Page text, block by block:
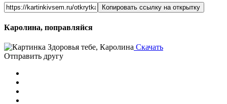
Копировать ссылку на открытку
Каролина, поправляйся
Скачать
Отправить другу